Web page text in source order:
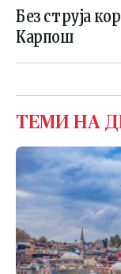
Без струја
Карпош
ТЕМИ НА